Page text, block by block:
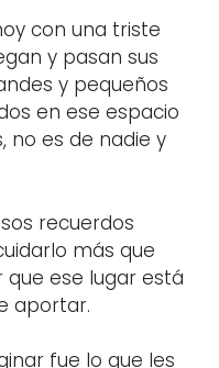
con una triste
y pasan sus
y pequeños
en ese espacio
no es de nadie y
recuerdos
más que
ese lugar está
aportar.
fue lo que les